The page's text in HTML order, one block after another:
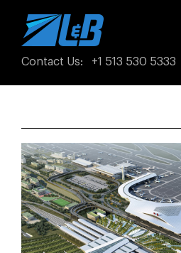
content
Contact Us: +1 513 530 5333